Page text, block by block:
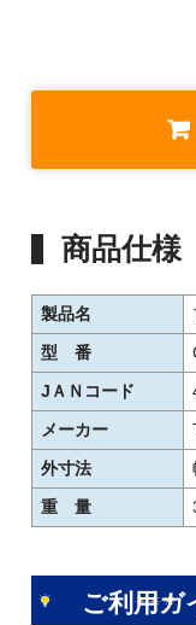
商品仕様
製品名
型 番
JＡＮコード
メーカー
外寸法
重 量
ご利用ガ